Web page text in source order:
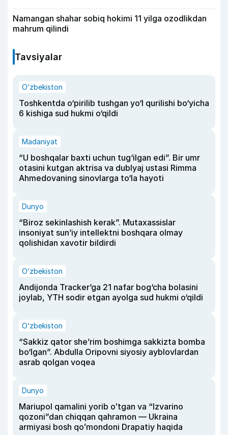
Namangan shahar sobiq hokimi 11 yilga ozodlikdan
mahrum qilindi
Tavsiyalar
O‘zbekiston
Toshkentda o‘pirilib tushgan yo‘l qurilishi bo‘yicha
6 kishiga sud hukmi o‘qildi
Madaniyat
“U boshqalar baxti uchun tug‘ilgan edi”. Bir umr
otasini kutgan aktrisa va dublyaj ustasi Rimma
Ahmedovaning sinovlarga to‘la hayoti
Dunyo
“Biroz sekinlashish kerak”. Mutaxassislar
insoniyat sun’iy intellektni boshqara olmay
qolishidan xavotir bildirdi
O‘zbekiston
Andijonda Tracker’ga 21 nafar bog‘cha bolasini
joylab, YTH sodir etgan ayolga sud hukmi o‘qildi
O‘zbekiston
“Sakkiz qator she’rim boshimga sakkizta bomba
bo‘lgan”. Abdulla Oripovni siyosiy ayblovlardan
asrab qolgan voqea
Dunyo
Mariupol qamalini yorib oʻtgan va “Izvarino
qozoni”dan chiqqan qahramon — Ukraina
armiyasi bosh qoʻmondoni Drapatiy haqida